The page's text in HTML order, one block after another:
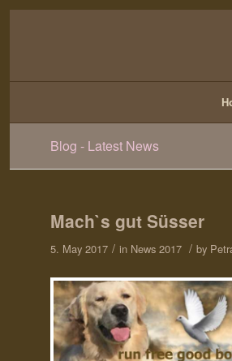
Blog - Latest News
Mach`s gut Süsser
5. May 2017 / in News 2017 / by